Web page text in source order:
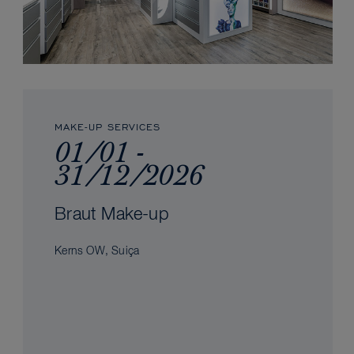
MAKE-UP SERVICES
01/01 -
31/12/2026
Braut Make-up
Kerns OW, Suiça